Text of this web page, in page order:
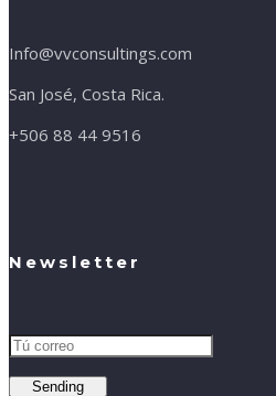
Info@vvconsultings.com
San José, Costa Rica.
+506 88 44 9516
Newsletter
Sending